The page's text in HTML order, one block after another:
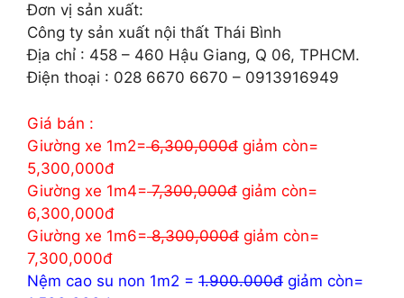
Đơn vị sản xuất:
Công ty sản xuất nội thất Thái Bình
Địa chỉ : 458 – 460 Hậu Giang, Q 06, TPHCM.
Điện thoại : 028 6670 6670 – 0913916949
Giá bán :
Giường xe 1m2=6,300,000đ giảm còn=
5,300,000đ
Giường xe 1m4=7,300,000đ giảm còn=
6,300,000đ
Giường xe 1m6=8,300,000đ giảm còn=
7,300,000đ
Nệm cao su non 1m2 = 1.900.000đ giảm còn=